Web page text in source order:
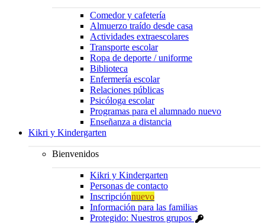
Comedor y cafetería
Almuerzo traído desde casa
Actividades extraescolares
Transporte escolar
Ropa de deporte / uniforme
Biblioteca
Enfermería escolar
Relaciones públicas
Psicóloga escolar
Programas para el alumnado nuevo
Enseñanza a distancia
Kikri y Kindergarten
Bienvenidos
Kikri y Kindergarten
Personas de contacto
Inscripciónnuevo
Información para las familias
Protegido: Nuestros grupos